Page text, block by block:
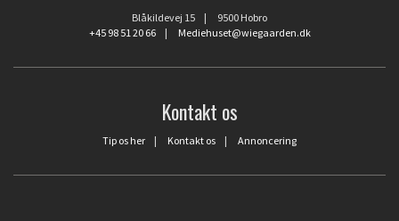
Blåkildevej 15 | 9500 Hobro
+45 98 51 20 66| Mediehuset@wiegaarden.dk
Kontakt os
Tip os her | Kontakt os | Annoncering